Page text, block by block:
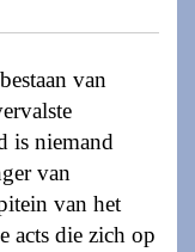
van
is niemand
van
van het
acts die zich op